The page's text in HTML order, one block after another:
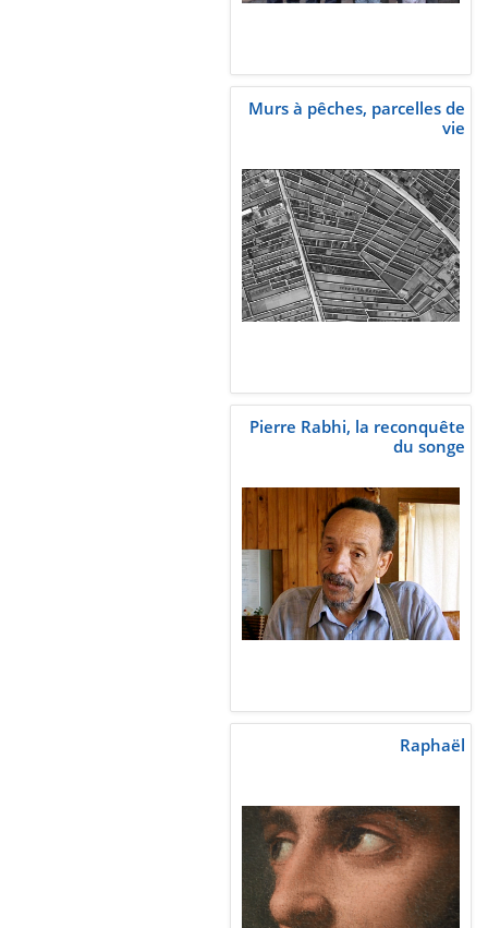
Murs à pêches, parcelles de
vie
Pierre Rabhi, la reconquête
du songe
Raphaël